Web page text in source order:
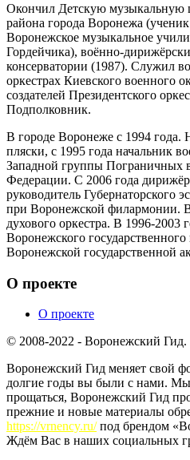
Окончил Детскую
района города Воронежа
Воронежское музыкальное
Гордейчика), воённо-
консерватории (1987). Служил
оркестрах Киевского военного
создателей Президентского
Подполковник.
В городе Воронеже с 1994 года.
пляски, с 1995 года начальник
Западной группы Пограничных
Федерации. С 2006 года
руководитель Губернаторского
при Воронежской филармонии.
духового оркестра. В 1996-2003
Воронежского государственного
Воронежской государственной
О проекте
О проекте
© 2008-2022 - Воронежский Гид.
Воронежский Гид меняет свой
долгие годы вы были с нами.
прощаться, Воронежский Гид
прежние и новые материалы
https://vrnency.ru/под брендом
Ждём Вас в наших социальных